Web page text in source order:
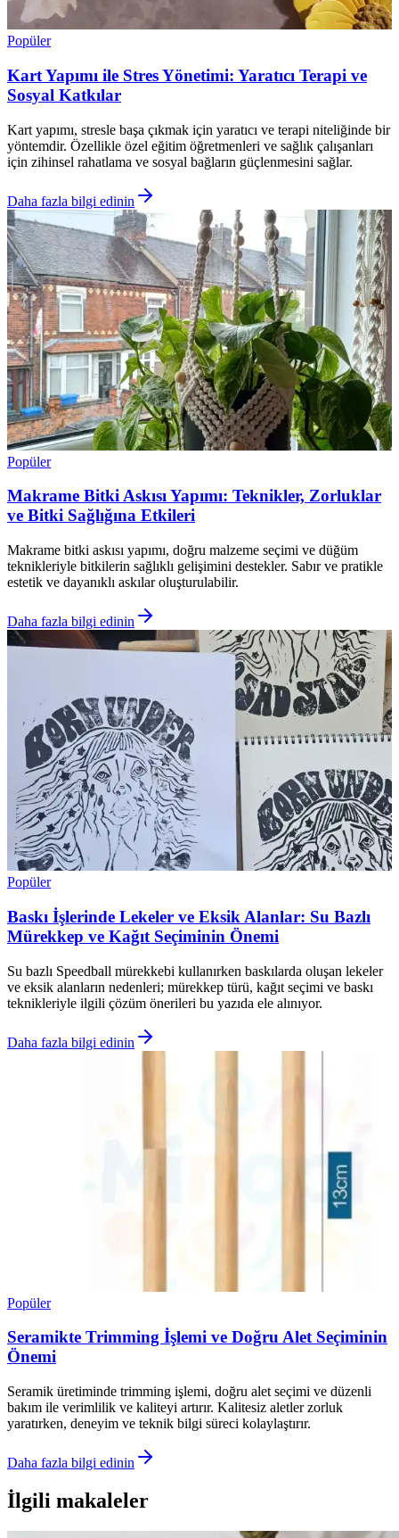
Popüler
Kart Yapımı ile Stres Yönetimi: Yaratıcı Terapi ve
Sosyal Katkılar
Kart yapımı, stresle başa çıkmak için yaratıcı ve terapi niteliğinde bir
yöntemdir. Özellikle özel eğitim öğretmenleri ve sağlık çalışanları
için zihinsel rahatlama ve sosyal bağların güçlenmesini sağlar.
Daha fazla bilgi edinin
Popüler
Makrame Bitki Askısı Yapımı: Teknikler, Zorluklar
ve Bitki Sağlığına Etkileri
Makrame bitki askısı yapımı, doğru malzeme seçimi ve düğüm
teknikleriyle bitkilerin sağlıklı gelişimini destekler. Sabır ve pratikle
estetik ve dayanıklı askılar oluşturulabilir.
Daha fazla bilgi edinin
Popüler
Baskı İşlerinde Lekeler ve Eksik Alanlar: Su Bazlı
Mürekkep ve Kağıt Seçiminin Önemi
Su bazlı Speedball mürekkebi kullanırken baskılarda oluşan lekeler
ve eksik alanların nedenleri; mürekkep türü, kağıt seçimi ve baskı
teknikleriyle ilgili çözüm önerileri bu yazıda ele alınıyor.
Daha fazla bilgi edinin
Popüler
Seramikte Trimming İşlemi ve Doğru Alet Seçiminin
Önemi
Seramik üretiminde trimming işlemi, doğru alet seçimi ve düzenli
bakım ile verimlilik ve kaliteyi artırır. Kalitesiz aletler zorluk
yaratırken, deneyim ve teknik bilgi süreci kolaylaştırır.
Daha fazla bilgi edinin
İlgili makaleler